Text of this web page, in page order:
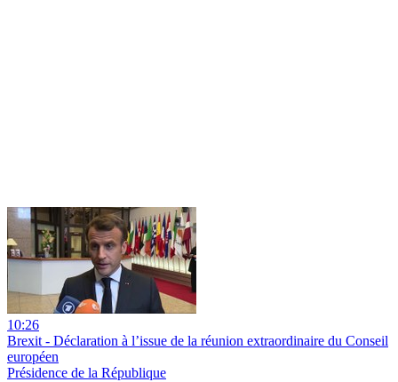
10:26
Brexit - Déclaration à l’issue de la réunion extraordinaire du Conseil
européen
Présidence de la République